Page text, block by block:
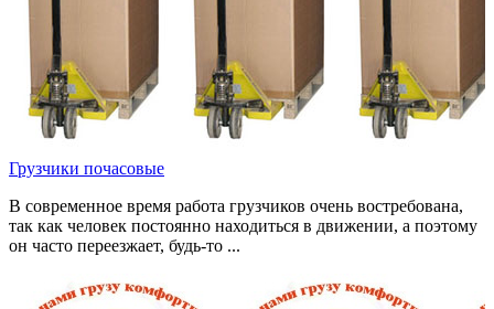
Грузчики почасовые
В современное время работа грузчиков очень востребована,
так как человек постоянно находиться в движении, а поэтому
он часто переезжает, будь-то ...